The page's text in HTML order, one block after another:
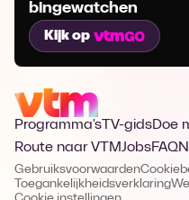
bingewatchen
Kijk op
Programma's TV-gidsDoe
Route naar VTMJobsFAQ
Gebruiksvoorwaarden
Toegankelijkheidsverklaring